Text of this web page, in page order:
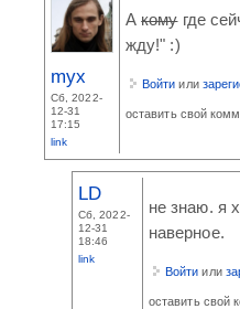
myx
Сб, 2022-
12-31
17:15
link
Акомугде
жду!" :)
Войти или
оставить свой
LD
Сб, 2022-
12-31
18:46
link
не знаю. я
наверное.
Войти или
оставить свой